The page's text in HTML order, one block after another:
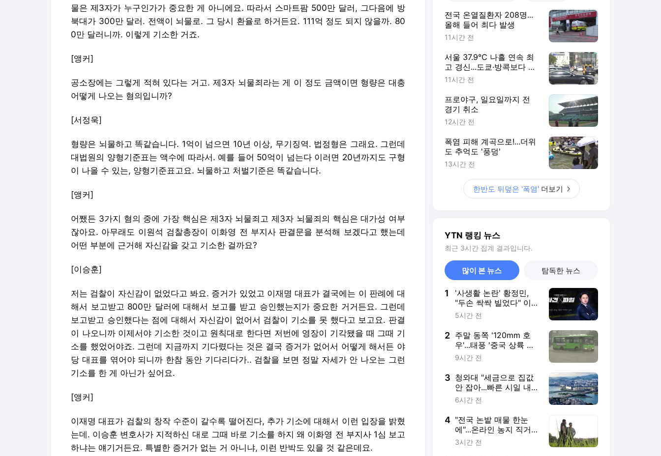
물은 제3자가 누구인가가 중요한 게 아니에요. 따라서 스마트팜 500만 달러, 그다음에 방
북대가 300만 달러. 전액이 뇌물로. 그 당시 환율로 하거든요. 111억 정도 되지 않을까. 80
0만 달러니까. 이렇게 기소한 거죠.
[앵커]
공소장에는 그렇게 적혀 있다는 거고. 제3자 뇌물죄라는 게 이 정도 금액이면 형량은 대충
어떻게 나오는 혐의입니까?
[서정욱]
형량은 뇌물하고 똑같습니다. 1억이 넘으면 10년 이상, 무기징역. 법정형은 그래요. 그런데
대법원의 양형기준표는 액수에 따라서. 예를 들어 50억이 넘는다 이러면 20년까지도 구형
이 나올 수 있는, 양형기준표고요. 뇌물하고 처벌기준은 똑같습니다.
[앵커]
어쨌든 3가지 혐의 중에 가장 핵심은 제3자 뇌물죄고 제3자 뇌물죄의 핵심은 대가성 여부
잖아요. 아무래도 이원석 검찰총장이 이화영 전 부지사 판결문을 분석해 보겠다고 했는데
어떤 부분에 근거해 자신감을 갖고 기소한 걸까요?
[이승훈]
저는 검찰이 자신감이 없었다고 봐요. 증거가 있었고 이재명 대표가 결국에는 이 판례에 대
해서 보고받고 800만 달러에 대해서 보고를 받고 승인했는지가 중요한 거거든요. 그런데
보고받고 승인했다는 점에 대해서 자신감이 없어서 검찰이 기소를 못 했다고 보고요. 판결
이 나오니까 이제서야 기소한 것이고 원칙대로 한다면 저번에 영장이 기각됐을 때 그때 기
소를 했었어야죠. 그런데 지금까지 기다렸다는 것은 결국 증거가 없어서 어떻게 해서든 야
당 대표를 엮어야 되니까 한참 동안 기다리다가.. 검찰을 보면 정말 자세가 안 나오는 그런
기소를 한 게 아닌가 싶어요.
[앵커]
이재명 대표가 검찰의 창작 수준이 갈수록 떨어진다, 추가 기소에 대해서 이런 입장을 밝혔
는데. 이승훈 변호사가 지적하신 대로 그때 바로 기소를 하지 왜 이화영 전 부지사 1심 보고
하냐는 얘기거든요. 특별한 증거가 없는 거 아니냐, 이런 반박도 있을 것 같은데요.
전국 온열질환자 208명...
올해 들어 최다 발생
11시간 전
서울 37.9℃ 나흘 연속 최
고 경신...도쿄·방콕보다 덥
다
11시간 전
프로야구, 일요일까지 전
경기 취소
12시간 전
폭염 피해 계곡으로!...더위
도 추억도 '풍덩'
13시간 전
한반도 뒤덮은 '폭염' 더보기
YTN 랭킹 뉴스
최근 3시간 집계 결과입니다.
많이 본 뉴스 탐독한 뉴스
1
'사생활 논란' 황정민,
"두손 싹싹 빌었다" 이유
는? [사건X파일]
5시간 전
2 주말 동쪽 '120mm 호
우'...태풍 '중국 상륙 뒤'
변수
9시간 전
3 청와대 "세금으로 집값
안 잡아...빠른 시일 내
공급 발표"
6시간 전
4 "전국 논밭 매물 한눈
에"...온라인 농지 직거래
장터 운영
3시간 전